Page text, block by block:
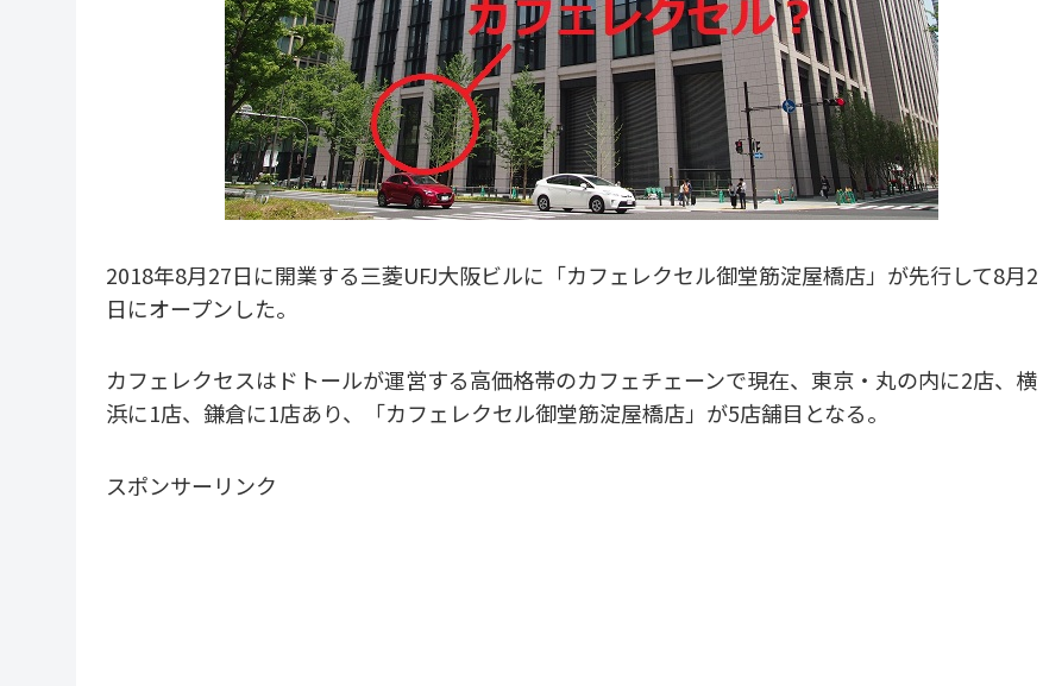
2018年8月27日に開業する三菱UFJ大阪ビルに「カフェレクセル御堂筋淀屋橋店」が先行して8月2
日にオープンした。
カフェレクセスはドトールが運営する高価格帯のカフェチェーンで現在、東京・丸の内に2店、横
浜に1店、鎌倉に1店あり、「カフェレクセル御堂筋淀屋橋店」が5店舗目となる。
スポンサーリンク